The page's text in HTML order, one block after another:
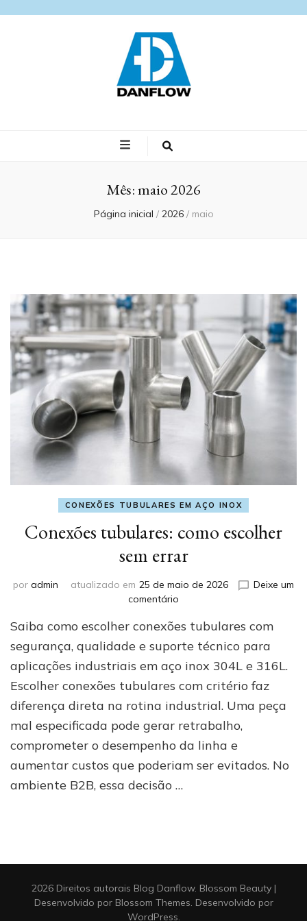
Blog Danflow
Mês:maio 2026
Página inicial / 2026 / maio
CONEXÕES TUBULARES EM AÇO INOX
Conexões tubulares: como escolher
sem errar
por admin atualizado em 25 de maio de 2026
Deixe um
comentário
tubulares:
como
sem
errar
Saiba como escolher conexões tubulares com
segurança, qualidade e suporte técnico para
aplicações industriais em aço inox 304L e 316L.
Escolher conexões tubulares com critério faz
diferença direta na rotina industrial. Uma peça
mal especificada pode gerar retrabalho,
comprometer o desempenho da linha e
aumentar custos que poderiam ser evitados. No
ambiente B2B, essa decisão …
2026 Direitos autorais Blog Danflow. Blossom Beauty |
Desenvolvido por Blossom Themes. Desenvolvido por
WordPress.